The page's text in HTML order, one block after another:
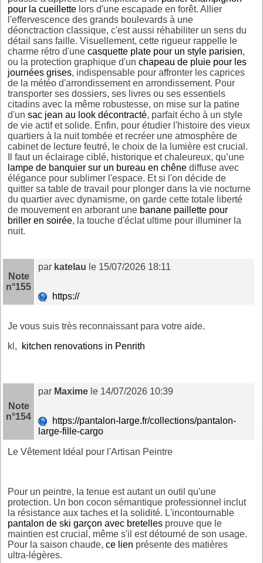
pour la cueillettelors d'une escapade en forêt. Allier
l'effervescence des grands boulevards à une
déonctraction classique, c'est aussi réhabiliter un sens du
détail sans faille. Visuellement, cette rigueur rappelle le
charme rétro d'une casquette plate pour un style parisien,
ou la protection graphique d'un chapeau de pluie pour les
journées grises, indispensable pour affronter les caprices
de la météo d'arrondissement en arrondissement. Pour
transporter ses dossiers, ses livres ou ses essentiels
citadins avec la même robustesse, on mise sur la patine
d'un sac jean au look décontracté, parfait écho à un style
de vie actif et solide. Enfin, pour étudier l'histoire des vieux
quartiers à la nuit tombée et recréer une atmosphère de
cabinet de lecture feutré, le choix de la lumière est crucial.
Il faut un éclairage ciblé, historique et chaleureux, qu’une
lampe de banquier sur un bureau en chênediffuse avec
élégance pour sublimer l'espace. Et si l'on décide de
quitter sa table de travail pour plonger dans la vie nocturne
du quartier avec dynamisme, on garde cette totale liberté
de mouvement en arborant une banane paillette pour
briller en soirée, la touche d'éclat ultime pour illuminer la
nuit.
Note
n°155
par katelau le 15/07/2026 18:11
https://
Je vous suis très reconnaissant para votre aide.
kl,
kitchen renovations in Penrith
Note
n°154
par Maxime le 14/07/2026 10:39
https://pantalon-large.fr/collections/pantalon-
large-fille-cargo
Le Vêtement Idéal pour l'Artisan Peintre
Pour un peintre, la tenue est autant un outil qu'une
protection. Un bon cocon sémantique professionnel inclut
la résistance aux taches et la solidité. L'incontournable
pantalon de ski garçon avec bretellesprouve que le
maintien est crucial, même s'il est détourné de son usage.
Pour la saison chaude, ce lien présente des matières
ultra-légères.